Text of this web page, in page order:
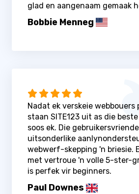
glad en aangenaam gemaak
Bobbie Menneg
Nadat ek verskeie webbouers
staan ​​SITE123 uit as die
soos ek. Die
uitsonderlike
webwerf-skepping 'n briesie.
met vertroue 'n volle 5-ster-
is perfek vir beginners.
Paul Downes